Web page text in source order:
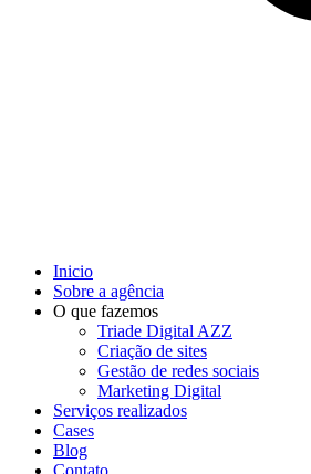
Inicio
Sobre a agência
O que fazemos
Triade Digital AZZ
Criação de sites
Gestão de redes sociais
Marketing Digital
Serviços realizados
Cases
Blog
Contato